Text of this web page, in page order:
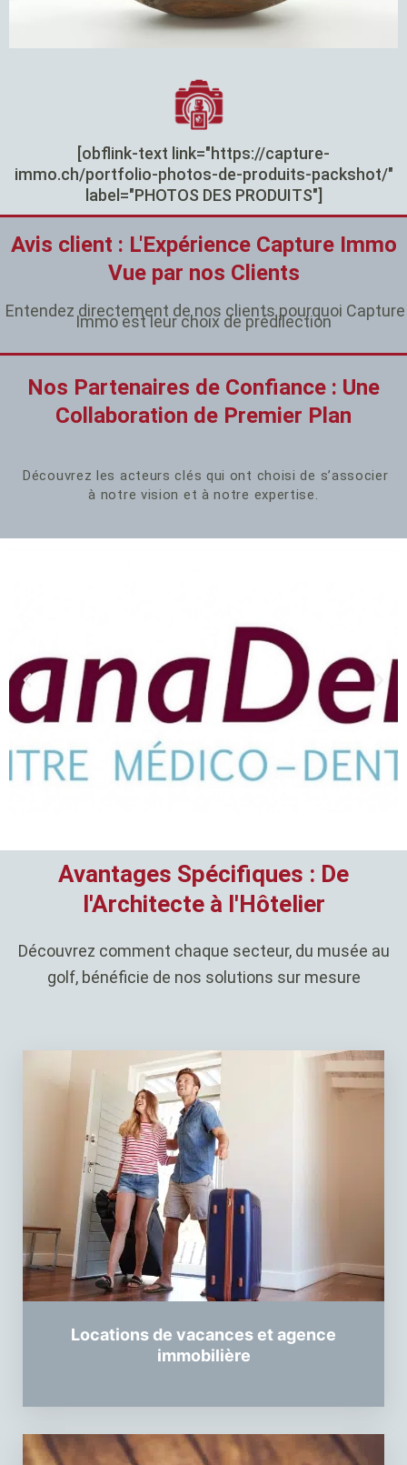
[obflink-text link="https://capture-
immo.ch/portfolio-photos-de-produits-packshot/"
label="PHOTOS DES PRODUITS"]
Avis client : L'Expérience Capture Immo
Vue par nos Clients
Entendez directement de nos clients pourquoi Capture
Immo est leur choix de prédilection
Nos Partenaires de Confiance : Une
Collaboration de Premier Plan
Découvrez les acteurs clés qui ont choisi de s’associer
à notre vision et à notre expertise.
Avantages Spécifiques : De
l'Architecte à l'Hôtelier
Découvrez comment chaque secteur, du musée au
golf, bénéficie de nos solutions sur mesure
Locations de vacances et agence
immobilière